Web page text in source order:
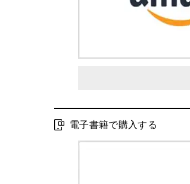
電子書籍で購入する